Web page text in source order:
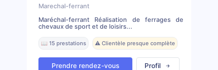
Marechal-ferrant
Maréchal-ferrant Réalisation de ferrages de
chevaux de sport et de loisirs...
📖 15 prestations ⚠️ Clientèle presque complète
Prendre rendez-vous Profil